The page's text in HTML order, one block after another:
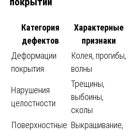
Категория
дефектов
Характерные
признаки
Деформации
покрытия
Колея, прогибы,
волны
Нарушения
целостности
Трещины,
выбоины,
сколы
Поверхностные Выкрашивание,